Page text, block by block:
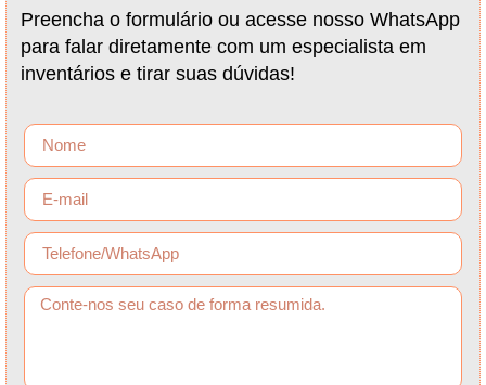
Preencha o formulário ou acesse nosso WhatsApp
para falar diretamente com um especialista em
inventários e tirar suas dúvidas!